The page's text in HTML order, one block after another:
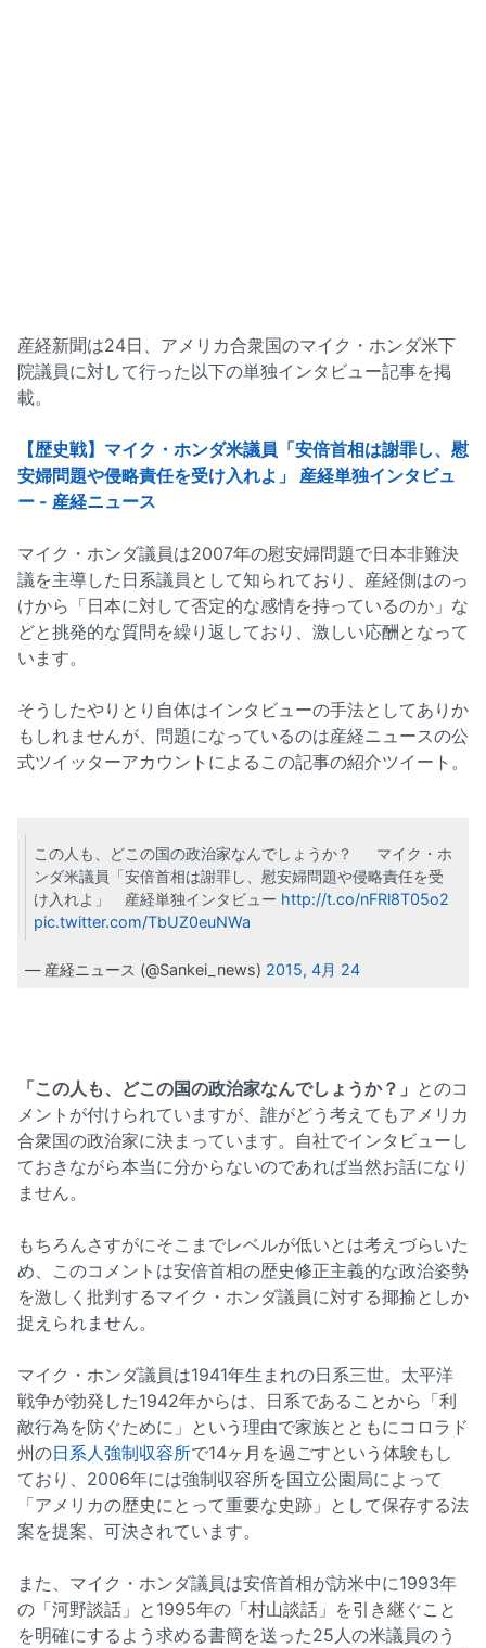
産経新聞は24日、アメリカ合衆国のマイク・ホンダ米下
院議員に対して行った以下の単独インタビュー記事を掲
載。
【歴史戦】マイク・ホンダ米議員「安倍首相は謝罪し、慰
安婦問題や侵略責任を受け入れよ」 産経単独インタビュ
ー - 産経ニュース
マイク・ホンダ議員は2007年の慰安婦問題で日本非難決
議を主導した日系議員として知られており、産経側はのっ
けから「日本に対して否定的な感情を持っているのか」な
どと挑発的な質問を繰り返しており、激しい応酬となって
います。
そうしたやりとり自体はインタビューの手法としてありか
もしれませんが、問題になっているのは産経ニュースの公
式ツイッターアカウントによるこの記事の紹介ツイート。
この人も、どこの国の政治家なんでしょうか？ マイク・ホ
ンダ米議員「安倍首相は謝罪し、慰安婦問題や侵略責任を受
け入れよ」 産経単独インタビュー http://t.co/nFRl8T05o2
pic.twitter.com/TbUZ0euNWa
— 産経ニュース (@Sankei_news) 2015, 4月 24
「この人も、どこの国の政治家なんでしょうか？」 とのコ
メントが付けられていますが、誰がどう考えてもアメリカ
合衆国の政治家に決まっています。自社でインタビューし
ておきながら本当に分からないのであれば当然お話になり
ません。
もちろんさすがにそこまでレベルが低いとは考えづらいた
め、このコメントは安倍首相の歴史修正主義的な政治姿勢
を激しく批判するマイク・ホンダ議員に対する揶揄としか
捉えられません。
マイク・ホンダ議員は1941年生まれの日系三世。太平洋
戦争が勃発した1942年からは、日系であることから「利
敵行為を防ぐために」という理由で家族とともにコロラド
州の日系人強制収容所で14ヶ月を過ごすという体験もし
ており、2006年には強制収容所を国立公園局によって
「アメリカの歴史にとって重要な史跡」として保存する法
案を提案、可決されています。
また、マイク・ホンダ議員は安倍首相が訪米中に1993年
の「河野談話」と1995年の「村山談話」を引き継ぐこと
を明確にするよう求める書簡を送った25人の米議員のう